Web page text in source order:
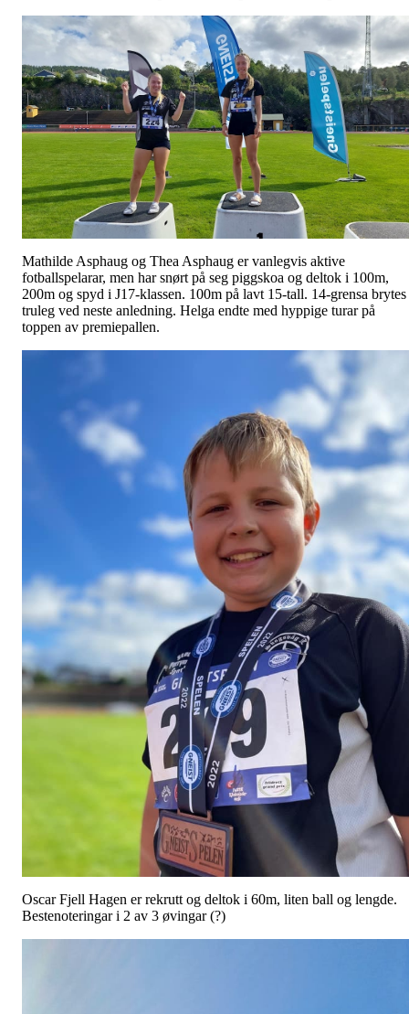
Mathilde Asphaug og Thea Asphaug er vanlegvis aktive
fotballspelarar, men har snørt på seg piggskoa og deltok i 100m,
200m og spyd i J17-klassen. 100m på lavt 15-tall. 14-grensa brytes
truleg ved neste anledning. Helga endte med hyppige turar på
toppen av premiepallen.
Oscar Fjell Hagen er rekrutt og deltok i 60m, liten ball og lengde.
Bestenoteringar i 2 av 3 øvingar (?)